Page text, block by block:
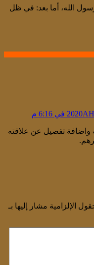
الله، أما بعد: في ظل
واضافة تفصيل عن علاقته
الإلزامية مشار إليها بـ